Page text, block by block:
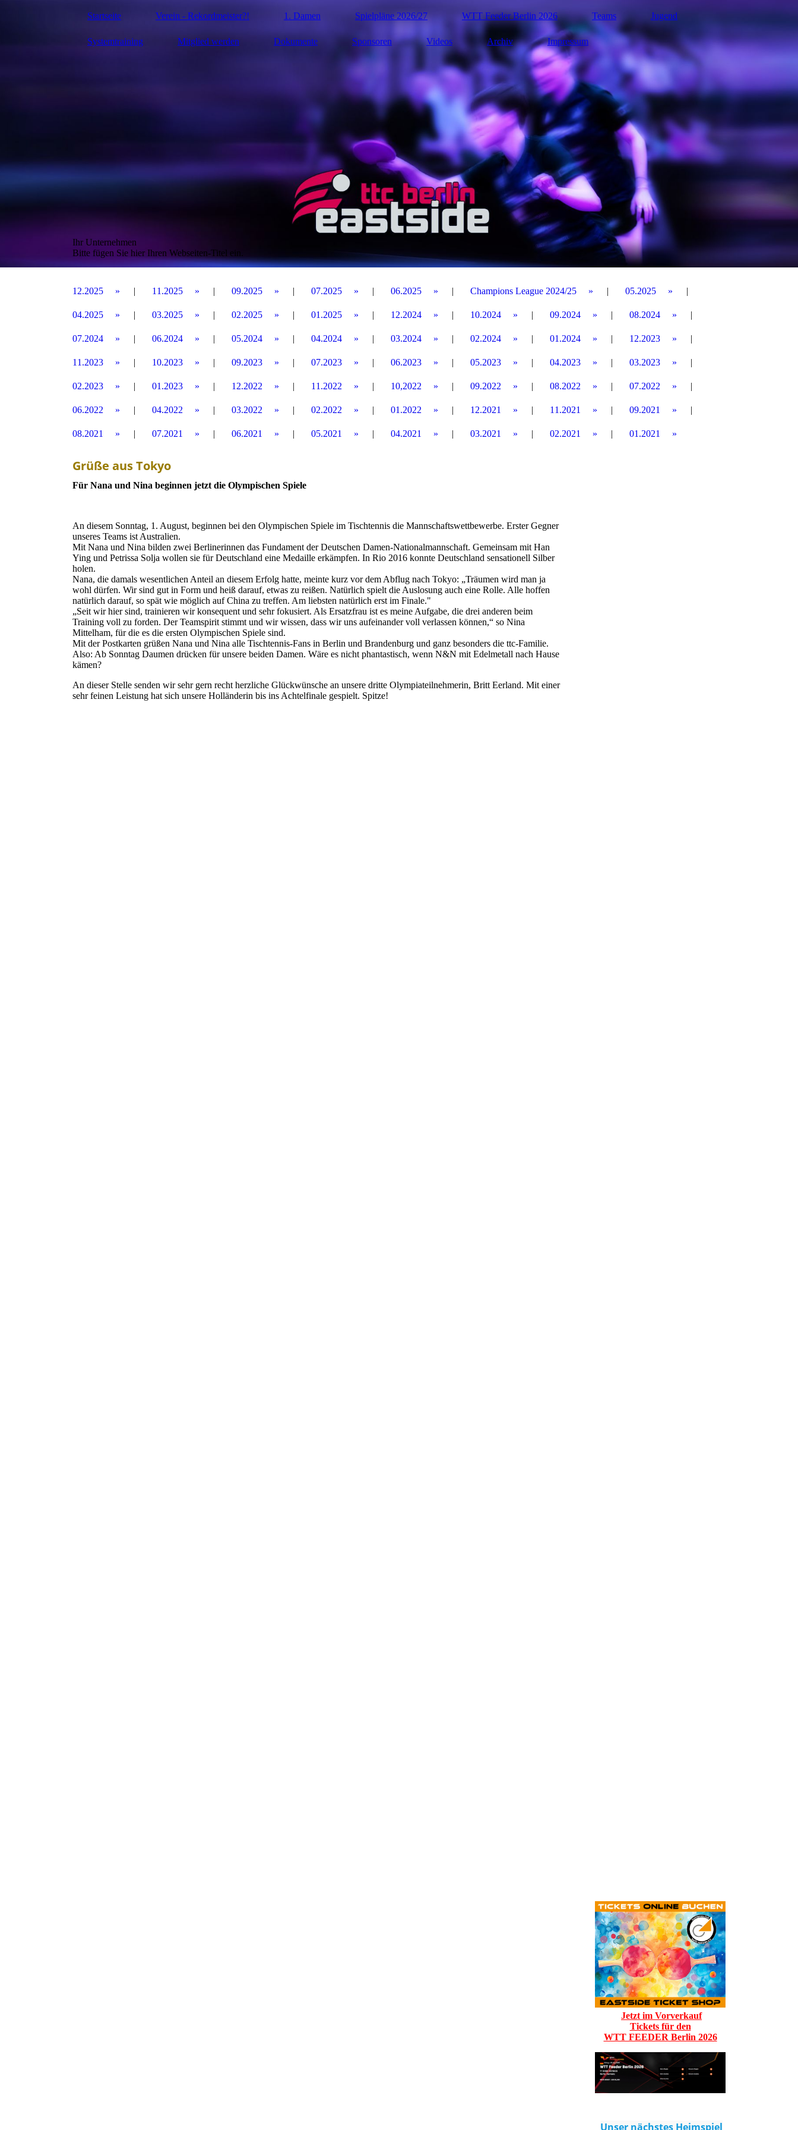
Startseite Verein - Rekordmeister?! 1. Damen Spielpläne 2026/27 WTT Feeder Berlin 2026 Teams Jugend
Systemtraining Mitglied werden Dokumente Sponsoren Videos Archiv Impressum
Ihr Unternehmen
Bitte fügen Sie hier Ihren Webseiten-Titel ein.
12.2025 11.2025 09.2025 07.2025 06.2025 Champions League 2024/25 05.2025
04.2025 03.2025 02.2025 01.2025 12.2024 10.2024 09.2024 08.2024
07.2024 06.2024 05.2024 04.2024 03.2024 02.2024 01.2024 12.2023
11.2023 10.2023 09.2023 07.2023 06.2023 05.2023 04.2023 03.2023
02.2023 01.2023 12.2022 11.2022 10,2022 09.2022 08.2022 07.2022
06.2022 04.2022 03.2022 02.2022 01.2022 12.2021 11.2021 09.2021
08.2021 07.2021 06.2021 05.2021 04.2021 03.2021 02.2021 01.2021
Grüße aus Tokyo
Für Nana und Nina beginnen jetzt die Olympischen Spiele
An diesem Sonntag, 1. August, beginnen bei den Olympischen Spiele im Tischtennis die Mannschaftswettbewerbe. Erster Gegner
unseres Teams ist Australien.
Mit Nana und Nina bilden zwei Berlinerinnen das Fundament der Deutschen Damen-Nationalmannschaft. Gemeinsam mit Han
Ying und Petrissa Solja wollen sie für Deutschland eine Medaille erkämpfen. In Rio 2016 konnte Deutschland sensationell Silber
holen.
Nana, die damals wesentlichen Anteil an diesem Erfolg hatte, meinte kurz vor dem Abflug nach Tokyo: „Träumen wird man ja
wohl dürfen. Wir sind gut in Form und heiß darauf, etwas zu reißen. Natürlich spielt die Auslosung auch eine Rolle. Alle hoffen
natürlich darauf, so spät wie möglich auf China zu treffen. Am liebsten natürlich erst im Finale."
„Seit wir hier sind, trainieren wir konsequent und sehr fokusiert. Als Ersatzfrau ist es meine Aufgabe, die drei anderen beim
Training voll zu forden. Der Teamspirit stimmt und wir wissen, dass wir uns aufeinander voll verlassen können,“ so Nina
Mittelham, für die es die ersten Olympischen Spiele sind.
Mit der Postkarten grüßen Nana und Nina alle Tischtennis-Fans in Berlin und Brandenburg und ganz besonders die ttc-Familie.
Also: Ab Sonntag Daumen drücken für unsere beiden Damen. Wäre es nicht phantastisch, wenn N&N mit Edelmetall nach Hause
kämen?
An dieser Stelle senden wir sehr gern recht herzliche Glückwünsche an unsere dritte Olympiateilnehmerin, Britt Eerland. Mit einer
sehr feinen Leistung hat sich unsere Holländerin bis ins Achtelfinale gespielt. Spitze!
Jetzt im Vorverkauf
Tickets für den
WTT FEEDER Berlin 2026
Unser nächstes Heimspiel